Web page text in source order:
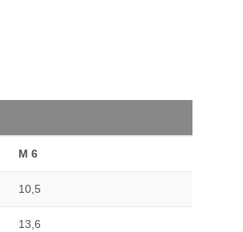
M 6
10,5
13,6